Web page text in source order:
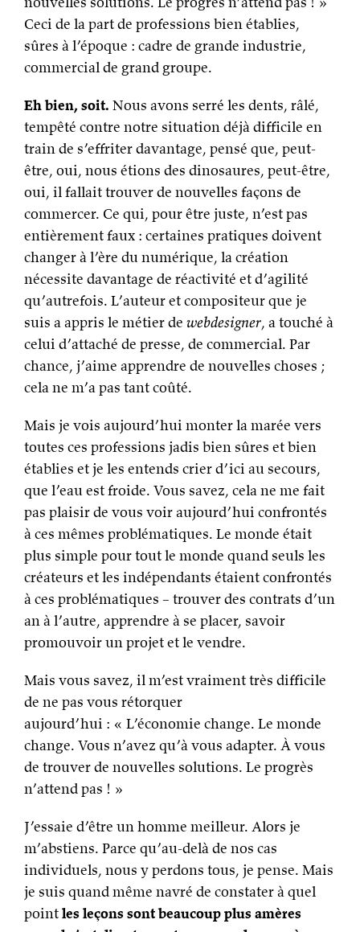
Ceci de la part de professions bien établies,
sûres à l’époque : cadre de grande industrie,
commercial de grand groupe.
Eh bien, soit. Nous avons serré les dents, râlé,
tempêté contre notre situation déjà difficile en
train de s’effriter davantage, pensé que, peut-
être, oui, nous étions des dinosaures, peut-être,
oui, il fallait trouver de nouvelles façons de
commercer. Ce qui, pour être juste, n’est pas
entièrement faux : certaines pratiques doivent
changer à l’ère du numérique, la création
nécessite davantage de réactivité et d’agilité
qu’autrefois. L’auteur et compositeur que je
suis a appris le métier de webdesigner, a touché à
celui d’attaché de presse, de commercial. Par
chance, j’aime apprendre de nouvelles choses ;
cela ne m’a pas tant coûté.
Mais je vois aujourd’hui monter la marée vers
toutes ces professions jadis bien sûres et bien
établies et je les entends crier d’ici au secours,
que l’eau est froide. Vous savez, cela ne me fait
pas plaisir de vous voir aujourd’hui confrontés
à ces mêmes problématiques. Le monde était
plus simple pour tout le monde quand seuls les
créateurs et les indépendants étaient confrontés
à ces problématiques – trouver des contrats d’un
an à l’autre, apprendre à se placer, savoir
promouvoir un projet et le vendre.
Mais vous savez, il m’est vraiment très difficile
de ne pas vous rétorquer
aujourd’hui : « L’économie change. Le monde
change. Vous n’avez qu’à vous adapter. À vous
de trouver de nouvelles solutions. Le progrès
n’attend pas ! »
J’essaie d’être un homme meilleur. Alors je
m’abstiens. Parce qu’au-delà de nos cas
individuels, nous y perdons tous, je pense. Mais
je suis quand même navré de constater à quel
pointles leçons sont beaucoup plus amères